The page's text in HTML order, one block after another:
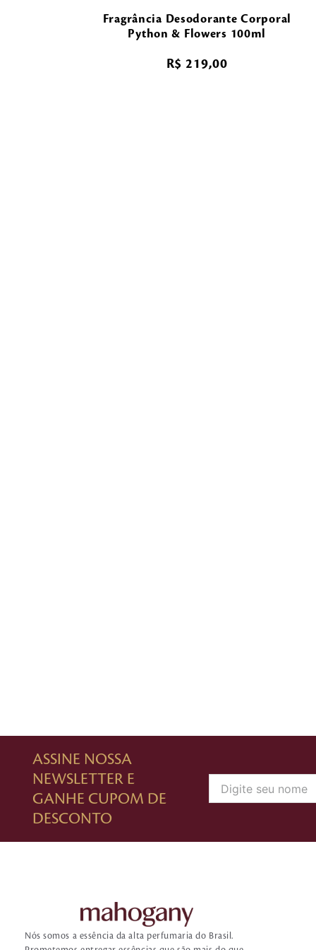
Fragrância Desodorante Corporal
Python & Flowers 100ml
R$ 219,00
ASSINE NOSSA
NEWSLETTER E
GANHE CUPOM DE
DESCONTO
Nós somos a essência da alta perfumaria do Brasil.